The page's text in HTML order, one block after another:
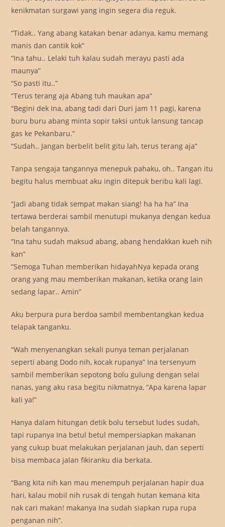
kenikmatan surgawi yang ingin segera dia reguk.
“Tidak.. Yang abang katakan benar adanya, kamu memang
manis dan cantik kok”
“Ina tahu.. Lelaki tuh kalau sudah merayu pasti ada
maunya”
“So pasti itu..”
“Terus terang aja Abang tuh maukan apa”
“Begini dek Ina, abang tadi dari Duri jam 11 pagi, karena
buru buru abang minta sopir taksi untuk lansung tancap
gas ke Pekanbaru.”
“Sudah.. Jangan berbelit belit gitu lah, terus terang aja”
Tanpa sengaja tangannya menepuk pahaku, oh.. Tangan itu
begitu halus membuat aku ingin ditepuk beribu kali lagi.
“Jadi abang tidak sempat makan siang! ha ha ha” Ina
tertawa berderai sambil menutupi mukanya dengan kedua
belah tangannya.
“Ina tahu sudah maksud abang, abang hendakkan kueh nih
kan”
“Semoga Tuhan memberikan hidayahNya kepada orang
orang yang mau memberikan makanan, ketika orang lain
sedang lapar.. Amin”
Aku berpura pura berdoa sambil membentangkan kedua
telapak tanganku.
“Wah menyenangkan sekali punya teman perjalanan
seperti abang Dodo nih, kocak rupanya” Ina tersenyum
sambil memberikan sepotong bolu gulung dengan selai
nanas, yang aku rasa begitu nikmatnya, “Apa karena lapar
kali ya!”
Hanya dalam hitungan detik bolu tersebut ludes sudah,
tapi rupanya Ina betul betul mempersiapkan makanan
yang cukup buat melakukan perjalanan jauh, dan seperti
bisa membaca jalan fikiranku dia berkata.
“Bang kita nih kan mau menempuh perjalanan hapir dua
hari, kalau mobil nih rusak di tengah hutan kemana kita
nak cari makan! makanya Ina sudah siapkan rupa rupa
penganan nih”.